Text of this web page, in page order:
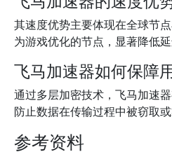
其速度优势主要体现在全球节
为游戏优化的节点，显著降低延
飞马加速器如何保障
通过多层加密技术，飞马加速
防止数据在传输过程中被窃取或
参考资料